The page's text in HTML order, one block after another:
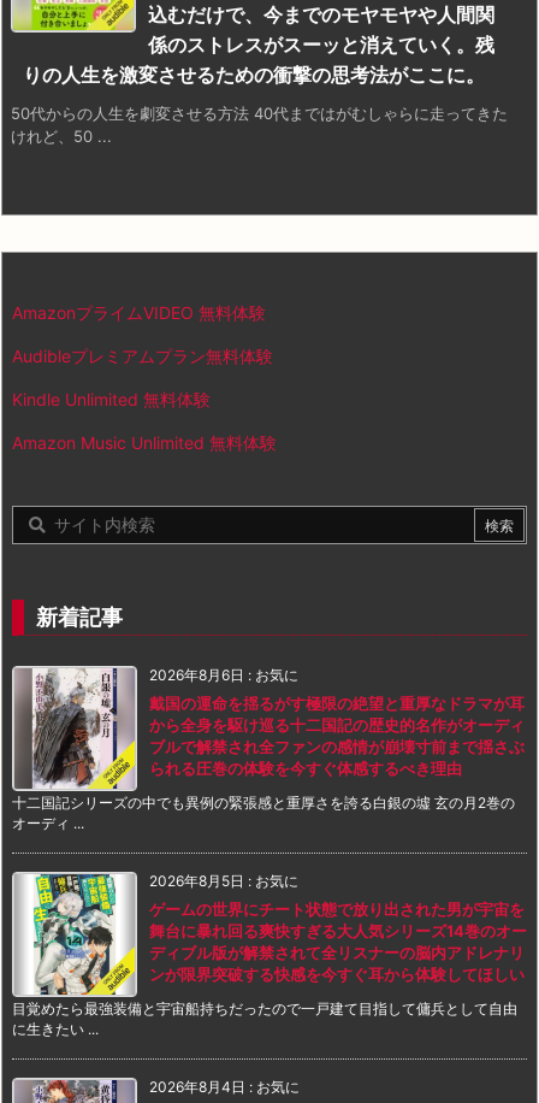
込むだけで、今までのモヤモヤや人間関
係のストレスがスーッと消えていく。残
りの人生を激変させるための衝撃の思考法がここに。
50代からの人生を劇変させる方法 40代まではがむしゃらに走ってきた
けれど、50 ...
AmazonプライムVIDEO 無料体験
Audibleプレミアムプラン無料体験
Kindle Unlimited 無料体験
Amazon Music Unlimited 無料体験
新着記事
2026年8月6日 : お気に
戴国の運命を揺るがす極限の絶望と重厚なドラマが耳
から全身を駆け巡る十二国記の歴史的名作がオーディ
ブルで解禁され全ファンの感情が崩壊寸前まで揺さぶ
られる圧巻の体験を今すぐ体感するべき理由
十二国記シリーズの中でも異例の緊張感と重厚さを誇る白銀の墟 玄の月2巻の
オーディ ...
2026年8月5日 : お気に
ゲームの世界にチート状態で放り出された男が宇宙を
舞台に暴れ回る爽快すぎる大人気シリーズ14巻のオー
ディブル版が解禁されて全リスナーの脳内アドレナリ
ンが限界突破する快感を今すぐ耳から体験してほしい
目覚めたら最強装備と宇宙船持ちだったので一戸建て目指して傭兵として自由
に生きたい ...
2026年8月4日 : お気に